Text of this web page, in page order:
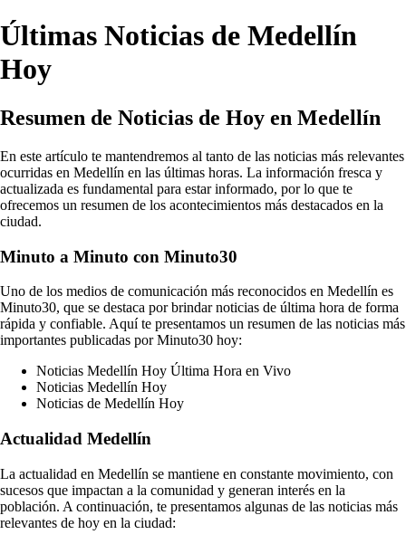
Últimas Noticias de Medellín
Hoy
Resumen de Noticias de Hoy en Medellín
En este artículo te mantendremos al tanto de las noticias más relevantes
ocurridas en Medellín en las últimas horas. La información fresca y
actualizada es fundamental para estar informado, por lo que te
ofrecemos un resumen de los acontecimientos más destacados en la
ciudad.
Minuto a Minuto con Minuto30
Uno de los medios de comunicación más reconocidos en Medellín es
Minuto30, que se destaca por brindar noticias de última hora de forma
rápida y confiable. Aquí te presentamos un resumen de las noticias más
importantes publicadas por Minuto30 hoy:
Noticias Medellín Hoy Última Hora en Vivo
Noticias Medellín Hoy
Noticias de Medellín Hoy
Actualidad Medellín
La actualidad en Medellín se mantiene en constante movimiento, con
sucesos que impactan a la comunidad y generan interés en la
población. A continuación, te presentamos algunas de las noticias más
relevantes de hoy en la ciudad: